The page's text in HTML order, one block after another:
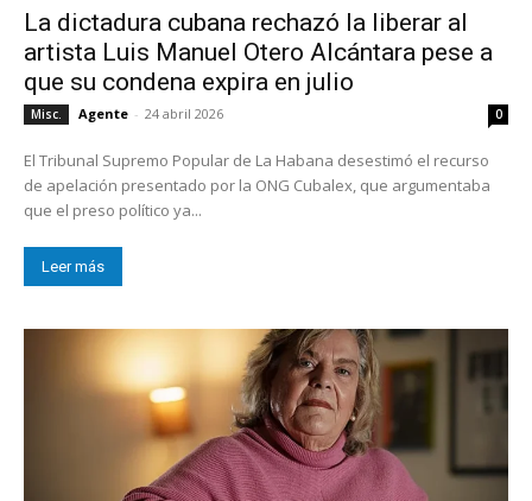
La dictadura cubana rechazó la liberar al
artista Luis Manuel Otero Alcántara pese a
que su condena expira en julio
Misc. Agente - 24 abril 2026 0
El Tribunal Supremo Popular de La Habana desestimó el recurso
de apelación presentado por la ONG Cubalex, que argumentaba
que el preso político ya...
Leer más